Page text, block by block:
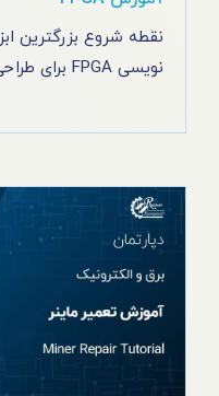
نقطه شروع بزرگترین
نویسی FPGA برای طراحی مدا [...]